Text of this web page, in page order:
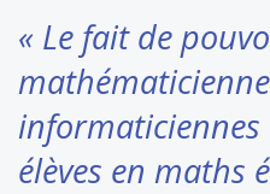
« Le fait de
informaticiennes
élèves en maths